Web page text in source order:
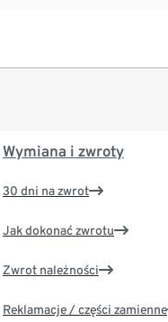
Wymiana i zwroty
30 dni na zwrot
Jak dokonać zwrotu
Zwrot należności
Reklamacje / części zamienne